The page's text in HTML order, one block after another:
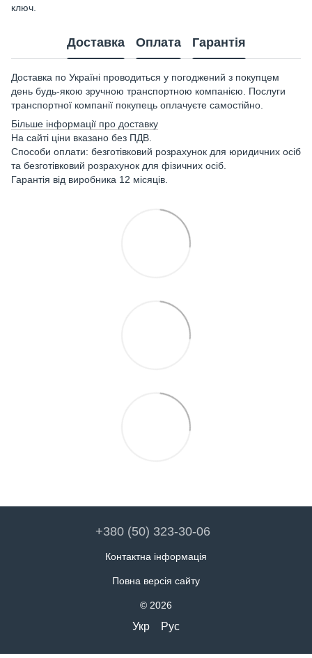
ключ.
Доставка Оплата Гарантія
Доставка по Україні проводиться у погоджений з покупцем
день будь-якою зручною транспортною компанією. Послуги
транспортної компанії покупець оплачуєте самостійно.
Більше інформації про доставку
На сайті ціни вказано без ПДВ.
Способи оплати: безготівковий розрахунок для юридичних осіб
та безготівковий розрахунок для фізичних осіб.
Гарантія від виробника 12 місяців.
+380 (50) 323-30-06
Контактна інформація
Повна версія сайту
© 2026
Укр Рус